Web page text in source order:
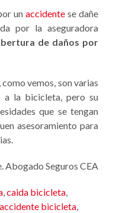
un accidente se dañe
por la aseguradora
de daños por
vemos, son varias
la bicicleta, pero su
que se tengan
asesoramiento para
Abogado Seguros CEA
,caida bicicleta,
accidente bicicleta,